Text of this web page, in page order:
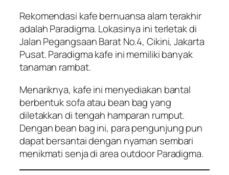
Rekomendasi kafe bernuansa alam terakhir
adalah Paradigma. Lokasinya ini terletak di
Jalan Pegangsaan Barat No.4, Cikini, Jakarta
Pusat. Paradigma kafe ini memiliki banyak
tanaman rambat.
Menariknya, kafe ini menyediakan bantal
berbentuk sofa atau bean bagyang
diletakkan di tengah hamparan rumput.
Denganbean bagini, para pengunjung pun
dapat bersantai dengan nyaman sembari
menikmati senja di areaoutdoorParadigma.